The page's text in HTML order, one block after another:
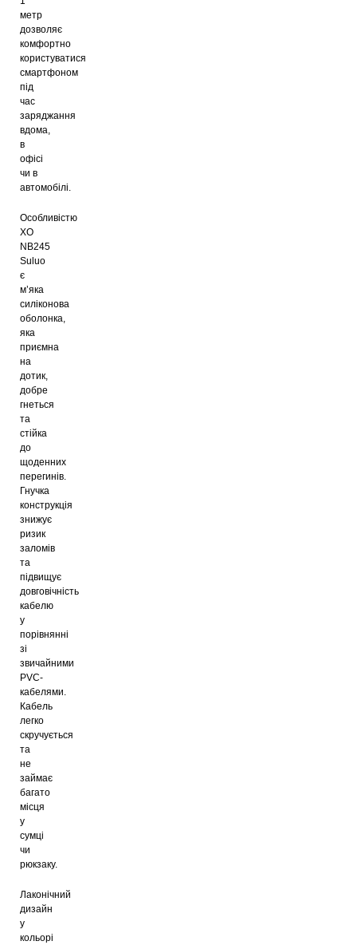
метр
дозволяє
комфортно
користуватися
смартфоном
під
час
заряджання
вдома,
в
офісі
чи в
автомобілі.
Особливістю
XO
NB245
Suluo
є
м’яка
силіконова
оболонка,
яка
приємна
на
дотик,
добре
гнеться
та
стійка
до
щоденних
перегинів.
Гнучка
конструкція
знижує
ризик
заломів
та
підвищує
довговічність
кабелю
у
порівнянні
зі
звичайними
PVC-
кабелями.
Кабель
легко
скручується
та
не
займає
багато
місця
у
сумці
чи
рюкзаку.
Лаконічний
дизайн
у
кольорі